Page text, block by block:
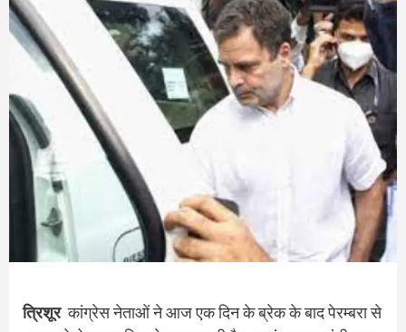
त्रिशूरकांग्रेस नेताओं ने आज एक दिन के ब्रेक के बाद पेरम्बरा से